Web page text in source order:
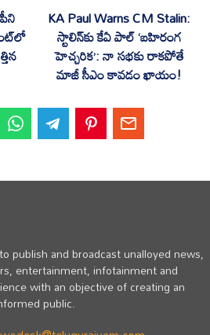
KA Paul Warns CM Stalin:
స్టాలిన్‌కు కేఏ పాల్ ‘బహిరంగ
హెచ్చరిక’: నా సభకు రాకపోతే
మాజీ సీఎం కావడం ఖాయం!
publish and broadcast unalloyed news,
entertainment, infotainment and
with an objective of creating an
public.